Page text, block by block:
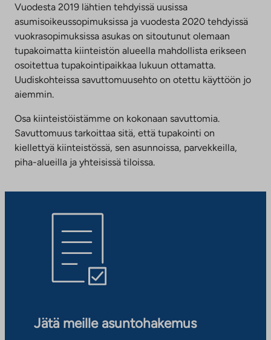
Vuodesta 2019 lähtien tehdyissä uusissa
asumisoikeussopimuksissa ja vuodesta 2020 tehdyissä
vuokrasopimuksissa asukas on sitoutunut olemaan
tupakoimatta kiinteistön alueella mahdollista erikseen
osoitettua tupakointipaikkaa lukuun ottamatta.
Uudiskohteissa savuttomuusehto on otettu käyttöön jo
aiemmin.
Osa kiinteistöistämme on kokonaan savuttomia.
Savuttomuus tarkoittaa sitä, että tupakointi on
kiellettyä kiinteistössä, sen asunnoissa, parvekkeilla,
piha-alueilla ja yhteisissä tiloissa.
Jätä meille asuntohakemus